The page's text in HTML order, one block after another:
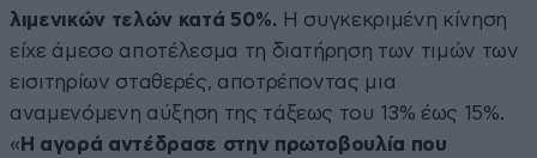
λιμενικών τελών κατά 50%. Η συγκεκριμένη κίνηση
είχε άμεσο αποτέλεσμα τη διατήρηση των τιμών των
εισιτηρίων σταθερές, αποτρέποντας μια
αναμενόμενη αύξηση της τάξεως του 13% έως 15%.
« Η αγορά αντέδρασε στην πρωτοβουλία που